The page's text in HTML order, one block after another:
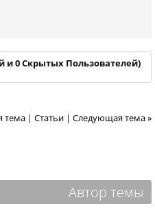
и 0 Скрытых Пользователей)
тема | Статьи | Следующая тема »
Автор темы